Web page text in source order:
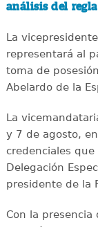
análisis del
La
representará al
toma de
Abelardo de la
La
y 7 de agosto,
credenciales
Delegación
presidente de la
Con la presencia